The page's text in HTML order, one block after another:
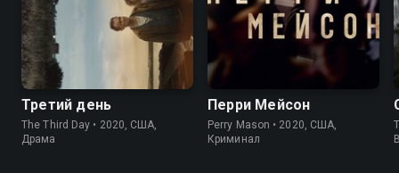
6.2
Третий день
The Third Day • 2020, США,
Драма
Перри Мейсон
Perry Mason • 2020, США,
Криминал